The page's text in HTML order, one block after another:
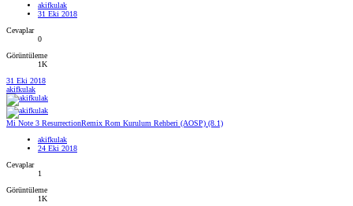
akifkulak
31 Eki 2018
Cevaplar
0
Görüntüleme
1K
31 Eki 2018
akifkulak
Mi Note 3 ResurrectionRemix Rom Kurulum Rehberi (AOSP) (8.1)
akifkulak
24 Eki 2018
Cevaplar
1
Görüntüleme
1K